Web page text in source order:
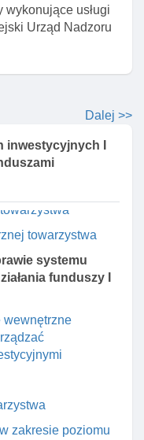
usługi
Urząd Nadzoru
Dalej >>
I
przyjętej
z ustaleniami
portfelami
towarzystwa
systemu
funduszy I
wewnętrzne
zakresie poziomu